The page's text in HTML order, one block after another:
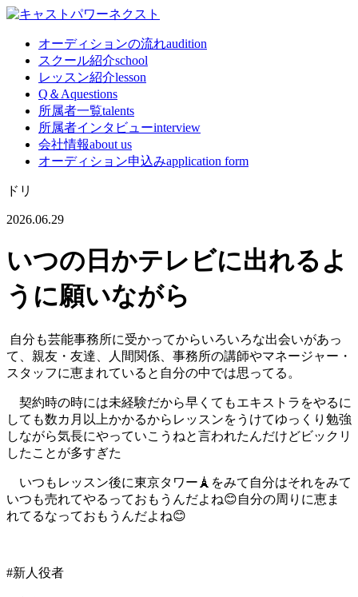
オーディションの流れaudition
スクール紹介school
レッスン紹介lesson
Q＆Aquestions
所属者一覧talents
所属者インタビューinterview
会社情報about us
オーディション申込みapplication form
ドリ
2026.06.29
いつの日かテレビに出れるよ
うに願いながら
自分も芸能事務所に受かってからいろいろな出会いがあっ
て、親友・友達、人間関係、事務所の講師やマネージャー・
スタッフに恵まれていると自分の中では思ってる。
契約時の時には未経験だから早くてもエキストラをやるに
しても数カ月以上かかるからレッスンをうけてゆっくり勉強
しながら気長にやっていこうねと言われたんだけどビックリ
したことが多すぎた
いつもレッスン後に東京タワー🗼をみて自分はそれをみて
いつも売れてやるっておもうんだよね😊自分の周りに恵ま
れてるなっておもうんだよね😊
#新人役者